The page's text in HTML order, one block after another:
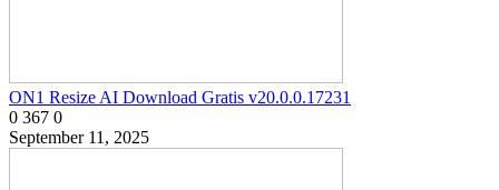
ON1 Resize AI Download Gratis v20.0.0.17231
0 367 0
September 11, 2025